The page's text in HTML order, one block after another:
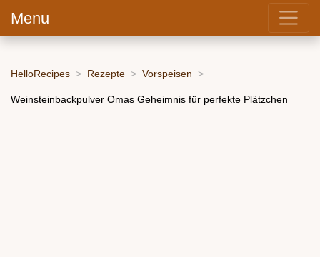
Menu
HelloRecipes Rezepte Vorspeisen
Weinsteinbackpulver Omas Geheimnis für perfekte Plätzchen